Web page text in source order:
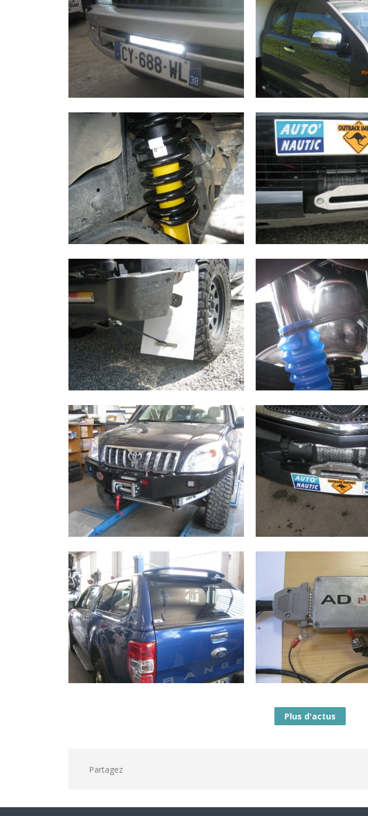
Plus d'actus
Partagez